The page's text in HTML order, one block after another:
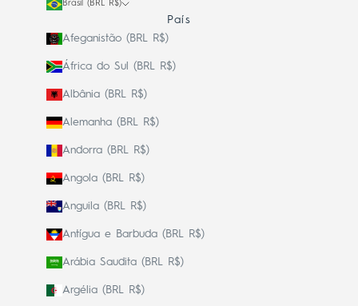
Brasil (BRL R$)
País
Afeganistão (BRL R$)
África do Sul (BRL R$)
Albânia (BRL R$)
Alemanha (BRL R$)
Andorra (BRL R$)
Angola (BRL R$)
Anguila (BRL R$)
Antígua e Barbuda (BRL R$)
Arábia Saudita (BRL R$)
Argélia (BRL R$)